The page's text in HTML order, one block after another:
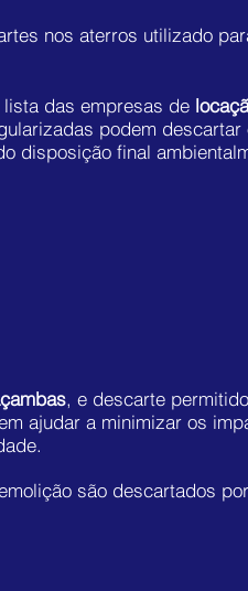
nos aterros utilizado
das empresas de
podem descartar
disposição final
, e descarte
ajudar a minimizar os
são descartados